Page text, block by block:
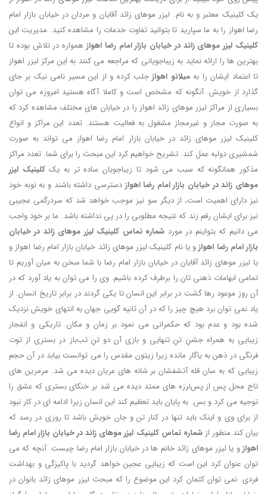
یک کلینیک معتبر و به نام. لیزر موهای زائد آقایان و مردان در خیابان بازار امام
رضا اهواز را به ما سپارید تا بتوانید تفاوت خدمات را مشاهده کنید. مدیریت این
کلینیک لیزر موهای زائد در خیابان بازار امام رضا اهواز همواره در تلاش بوده تا
بهترین ها را ارائه نماید به زیباجویانی که مراجعه می کنند به این مرکز لیزر اهواز
تا اعتماد ایشان را بهمیلانو اهوازجلب کرده و از این مسیر نامی نیک بر جای
گذارد از خویش. آنگونه که مشخص است و کاملا آگاه هستید امروزه می توان
بسیاری از مراکز لیزر موهای زائد اهواز را در خیابان های مختلف مشاهده کرد که
به صورت مجاز و غیرمجاز مشغول به فعالیت هستند. تعدد این مراکز و انواع
کلینیک لیزر موهای زائد در خیابان بازار امام رضا اهواز می تواند به صورت
شمشیری دولبه عمل کند. تشریح خواهیم کرد این مبحث را برای شما. تعدد مراکز
مذکور همانگونه که سبب می شود تا زیباجویان ساده تر به یککلینیک لیزر
موهای زائد در خیابان بازار امام رضا اهواز دسترسی داشته باشند و به نوبه خود
نیز دارای اهمیت است، از دیگر سو نیز موجب خواهد شد که سردرگمی عجیبی
نیز برای ایشان رقم زند که نتیجه مطلوبی را در پی نداشته باشد. ما بر خود واجب
می دانیم که بتواینم در مورد شماره تماس کلینیک لیزر موهای زائد در خیابان
بازار امام رضا اهوازو یا نام کلینیک لیزر موهای زائد خیابان بازار امام رضا اهواز و
یا لیزر موهای زائد آقایان در خیابان بازار امام رضا با شما سخن به میان آوریم تا
تمامی ابهامات ذهنی تان را برطرف کرده باشیم. وی را می توان به یاد آورد که در
آن روز موعود رها گشت در برابر این انسان تا یکی گردند در برابر تاریخ انسان. از
یاد نمی توان برد هیچ چیز را که در آن ثانیه گویی جهان به انتهای خویش نزدیک
شده بود و عدم بود که حکمرانی می نمود بر زمان و مکان. تاریکی و انفجار
زیبایی به همراه جشنِ تنِ تنهایی و بازی آن دو تنِ تب‌باز در بستری از توت
فرنگی در ذهن به یاگار مانده زیرا زیتون مقدس را می توانست بیابد در آن حجم
زیبایی که به سان قله آتشفشان بر شانه های عریان دیده می شد. مرمرین های
تاج محل پس از پس‌‎لرزه های ممتد دیده می شد بر خنکای بستری که عشق را
توجیه می کرد و بس. به پایان باید تعظیم کند این انسان زیرا ادامه ای در کار نبود
از برای وی و اینک باید تنها در کنار تن و جان خویش باشد تا روزی در رسد که
بیان کند منظور ازشماره تماس کلینیک لیزر موهای زائد در خیابان بازار امام رضا
اهوازو یا لیزر موهای زائد خانم ها در خیابان بازار امام رضا چیست. آنچه که می
توان عنوان کرد این است که زیبایی عجین خواهد گردید با پاکیزگی و بهداشت
فردی. نمی توان کتمان کرد این موضوع را که مبحث لیزر موهای زائد بانوان در